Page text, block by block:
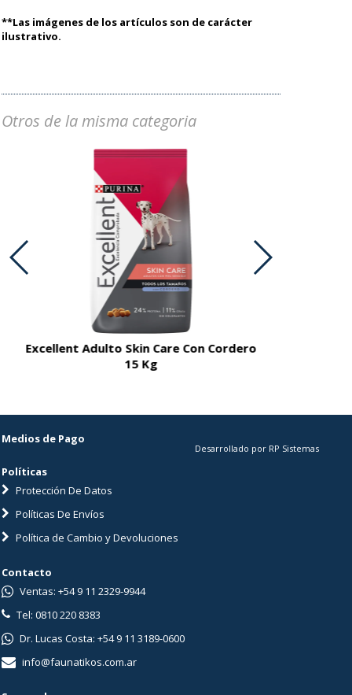
**Las imágenes de los artículos son de carácter
ilustrativo.
Otros de la misma categoria
Excellent Adulto Skin Care Con Cordero
15 Kg
Medios de Pago
Políticas
Protección De Datos
Políticas De Envíos
Política de Cambio y Devoluciones
Desarrollado por RP Sistemas
Contacto
Ventas: +54 9 11 2329-9944
Tel: 0810 220 8383
Dr. Lucas Costa: +54 9 11 3189-0600
info@faunatikos.com.ar